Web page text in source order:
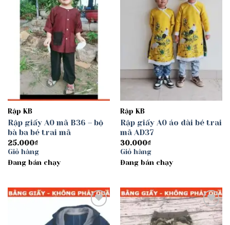
Rập KB
Rập giấy A0 mã B36 – bộ
bà ba bé trai mã
25.000₫
Giỏ hàng
Đang bán chạy
Rập KB
Rập giấy A0 áo dài bé trai
mã AD37
30.000₫
Giỏ hàng
Đang bán chạy
Add to
wishlist
Add to
wishlist